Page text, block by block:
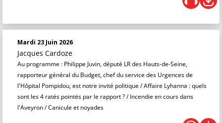
Mardi 23 Juin 2026
Jacques Cardoze
Au programme : Philippe Juvin, député LR des Hauts-de-Seine,
rapporteur général du Budget, chef du service des Urgences de
l'Hôpital Pompidou, est notre invité politique / Affaire Lyhanna : quels
sont les 4 ratés pointés par le rapport ? / Incendie en cours dans
l'Aveyron / Canicule et noyades